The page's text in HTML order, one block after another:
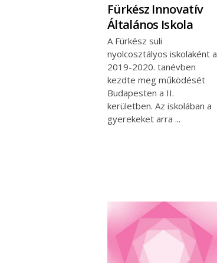
Fürkész Innovatív
Általános Iskola
A Fürkész suli
nyolcosztályos iskolaként a
2019-2020. tanévben
kezdte meg működését
Budapesten a II.
kerületben. Az iskolában a
gyerekeket arra